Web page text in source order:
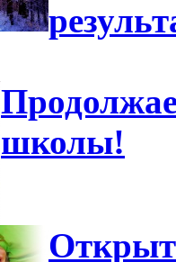
школы!